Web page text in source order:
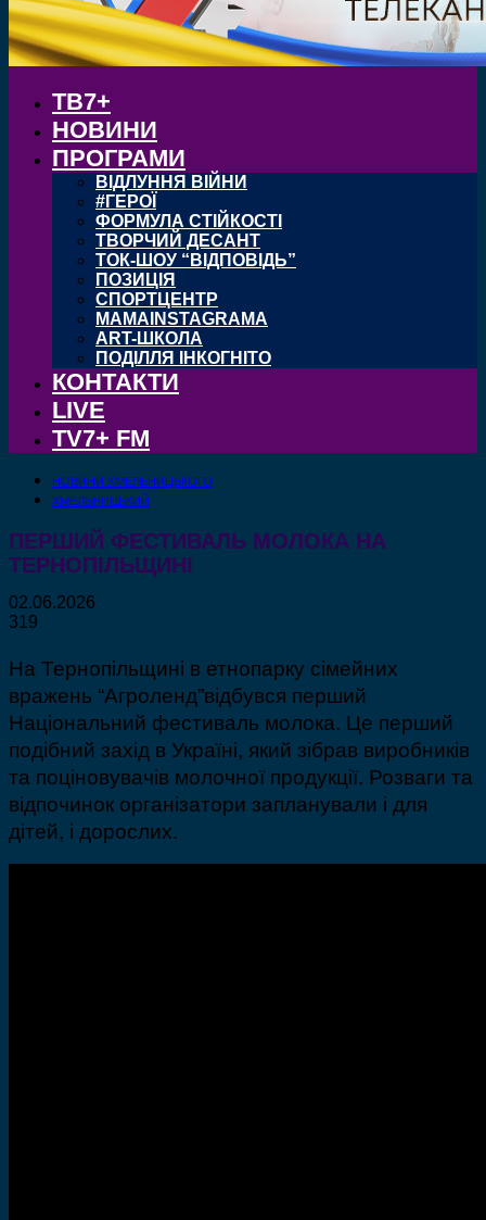
ТВ7+
НОВИНИ
ПРОГРАМИ
ВІДЛУННЯ ВІЙНИ
#ГЕРОЇ
ФОРМУЛА СТІЙКОСТІ
ТВОРЧИЙ ДЕСАНТ
ТОК-ШОУ “ВІДПОВІДЬ”
ПОЗИЦІЯ
СПОРТЦЕНТР
MAMAINSTAGRAMA
ART-ШКОЛА
ПОДІЛЛЯ ІНКОГНІТО
КОНТАКТИ
LIVE
TV7+ FM
НОВИНИ ХМЕЛЬНИЦЬКОГО
ХМЕЛЬНИЦЬКИЙ
ПЕРШИЙ ФЕСТИВАЛЬ МОЛОКА НА
ТЕРНОПІЛЬЩИНІ
02.06.2026
319
На Тернопільщині в етнопарку сімейних
вражень “Агроленд”відбувся перший
Національний фестиваль молока. Це перший
подібний захід в Україні, який зібрав виробників
та поціновувачів молочної продукції. Розваги та
відпочинок організатори запланували і для
дітей, і дорослих.